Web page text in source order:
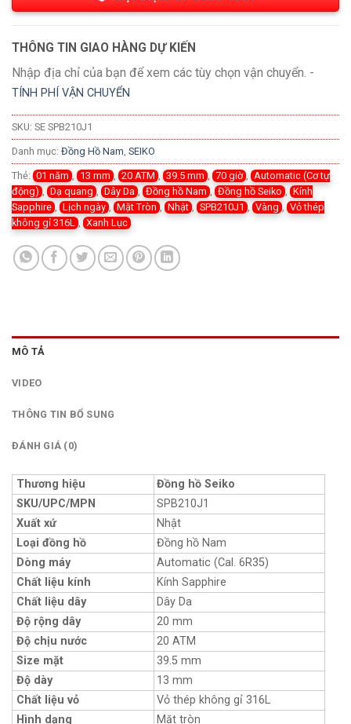
THÔNG TIN GIAO HÀNG DỰ KIẾN
Nhập địa chỉ của bạn để xem các tùy chọn vận chuyển. -
TÍNH PHÍ VẬN CHUYỂN
SKU: SE SPB210J1
Danh mục: Đồng Hồ Nam, SEIKO
Thẻ: 01 năm , 13 mm , 20 ATM , 39.5 mm , 70 giờ , Automatic (Cơ tự
động) , Dạ quang , Dây Da , Đồng hồ Nam , Đồng hồ Seiko , Kính
Sapphire , Lịch ngày , Mặt Tròn , Nhật , SPB210J1 , Vàng , Vỏ thép
không gỉ 316L , Xanh Lục
MÔ TẢ
VIDEO
THÔNG TIN BỔ SUNG
ĐÁNH GIÁ (0)
Thương hiệu
Đồng hồ Seiko
SKU/UPC/MPN
SPB210J1
Xuất xứ
Nhật
Loại đồng hồ
Đồng hồ Nam
Dòng máy
Automatic (Cal. 6R35)
Chất liệu kính
Kính Sapphire
Chất liệu dây
Dây Da
Độ rộng dây
20 mm
Độ chịu nước
20 ATM
Size mặt
39.5 mm
Độ dày
13 mm
Chất liệu vỏ
Vỏ thép không gỉ 316L
Hình dạng
Mặt tròn